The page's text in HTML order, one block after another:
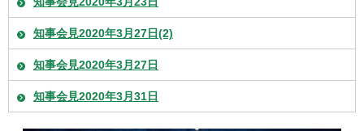
知事会見2020年3月27日(2)
知事会見2020年3月27日
知事会見2020年3月31日